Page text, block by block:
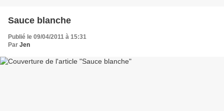
Sauce blanche
Publié le 09/04/2011 à 15:31
Par Jen